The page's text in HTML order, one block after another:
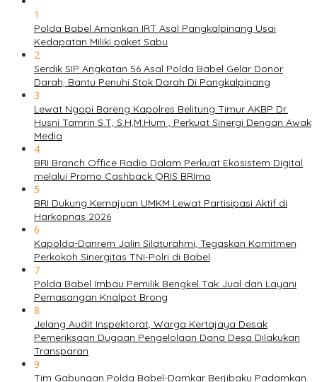
1
Polda Babel Amankan IRT Asal Pangkalpinang Usai
Kedapatan Miliki paket Sabu
2
Serdik SIP Angkatan 56 Asal Polda Babel Gelar Donor
Darah, Bantu Penuhi Stok Darah Di Pangkalpinang
3
Lewat Ngopi Bareng Kapolres Belitung Timur AKBP Dr.
Husni Tamrin S.T, S.H,M.Hum , Perkuat Sinergi Dengan Awak
Media
4
BRI Branch Office Radio Dalam Perkuat Ekosistem Digital
melalui Promo Cashback QRIS BRImo
5
BRI Dukung Kemajuan UMKM Lewat Partisipasi Aktif di
Harkopnas 2026
6
Kapolda-Danrem Jalin Silaturahmi, Tegaskan Komitmen
Perkokoh Sinergitas TNI-Polri di Babel
7
Polda Babel Imbau Pemilik Bengkel Tak Jual dan Layani
Pemasangan Knalpot Brong
8
Jelang Audit Inspektorat, Warga Kertajaya Desak
Pemeriksaan Dugaan Pengelolaan Dana Desa Dilakukan
Transparan
9
Tim Gabungan Polda Babel-Damkar Berjibaku Padamkan